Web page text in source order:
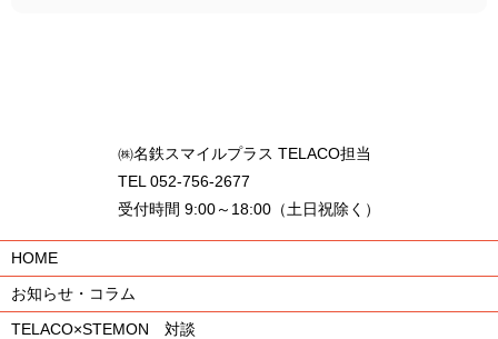
㈱名鉄スマイルプラス TELACO担当
TEL 052-756-2677
受付時間 9:00～18:00（土日祝除く）
HOME
お知らせ・コラム
TELACO×STEMON 対談